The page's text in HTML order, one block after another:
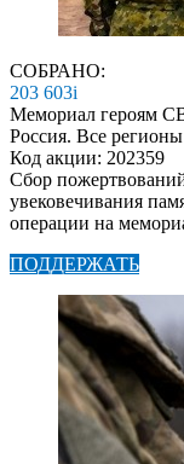
СОБРАНО:
203 603i
Мемориал героям
Россия. Все регионы
Код акции: 202359
Сбор
увековечивания
операции на
ПОДДЕРЖАТЬ